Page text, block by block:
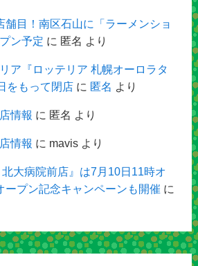
舗目！南区石山に「ラーメンショ
ン予定 に 匿名 より
ア『ロッテリア 札幌オーロラタ
をもって閉店に 匿名 より
情報 に 匿名 より
情報 に mavisより
北大病院前店』は7月10日11時オ
ープン記念キャンペーンも開催 に